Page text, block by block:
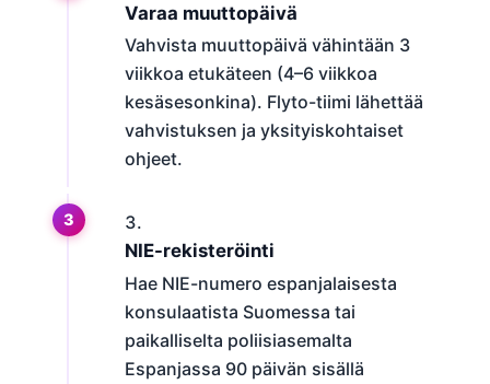
Varaa muuttopäivä
Vahvista muuttopäivä vähintään 3
viikkoa etukäteen (4–6 viikkoa
kesäsesonkina). Flyto-tiimi lähettää
vahvistuksen ja yksityiskohtaiset
ohjeet.
NIE-rekisteröinti
Hae NIE-numero espanjalaisesta
konsulaatista Suomessa tai
paikalliselta poliisiasemalta
Espanjassa 90 päivän sisällä